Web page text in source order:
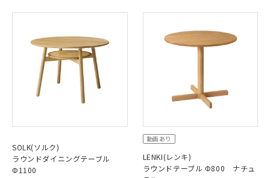
SOLK(ソルク)
ラウンドダイニングテーブル
Φ1100
動画あり
LENKI(レンキ)
ラウンドテーブル Φ800 ナチュ